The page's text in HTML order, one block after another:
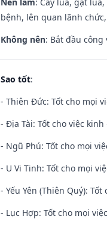
bệnh, lên quan lãnh
Không nên: Bắt đầu
Sao tốt:
- Thiên Đức: Tốt cho mọi
- Địa Tài: Tốt cho việc
- Ngũ Phú: Tốt cho mọi
- U Vi Tinh: Tốt cho mọi
- Yếu Yên (Thiên Quý):
- Lục Hợp: Tốt cho mọi